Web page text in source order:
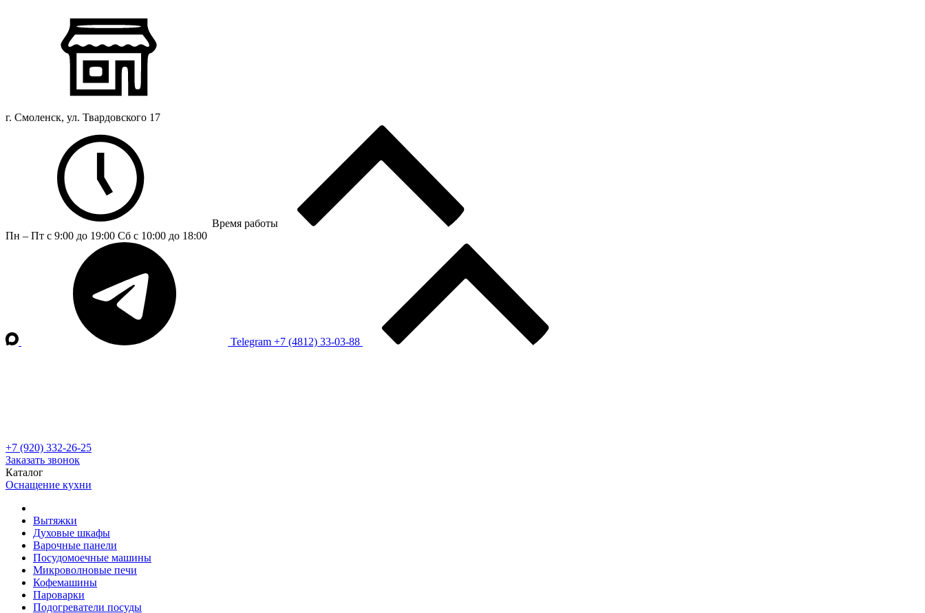
г. Смоленск, ул. Твардовского 17
Время работы
Пн – Пт с 9:00 до 19:00 Сб с 10:00 до 18:00
Telegram +7 (4812) 33-03-88
+7 (920) 332-26-25
Заказать звонок
Каталог
Оснащение кухни
Вытяжки
Духовые шкафы
Варочные панели
Посудомоечные машины
Микроволновые печи
Кофемашины
Пароварки
Подогреватели посуды